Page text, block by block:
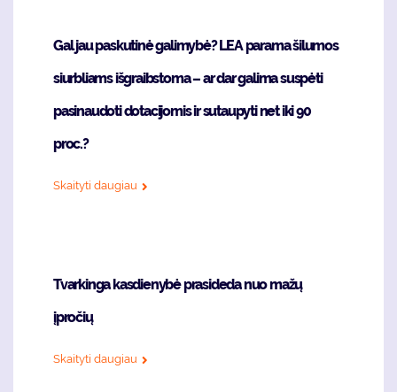
Gal jau paskutinė galimybė? LEA parama šilumos
siurbliams išgraibstoma – ar dar galima suspėti
pasinaudoti dotacijomis ir sutaupyti net iki 90
proc.?
Skaityti daugiau
Tvarkinga kasdienybė prasideda nuo mažų
įpročių
Skaityti daugiau